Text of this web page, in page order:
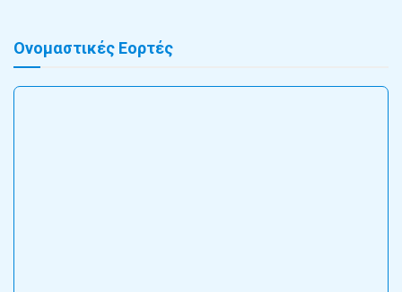
Ονομαστικές Εορτές